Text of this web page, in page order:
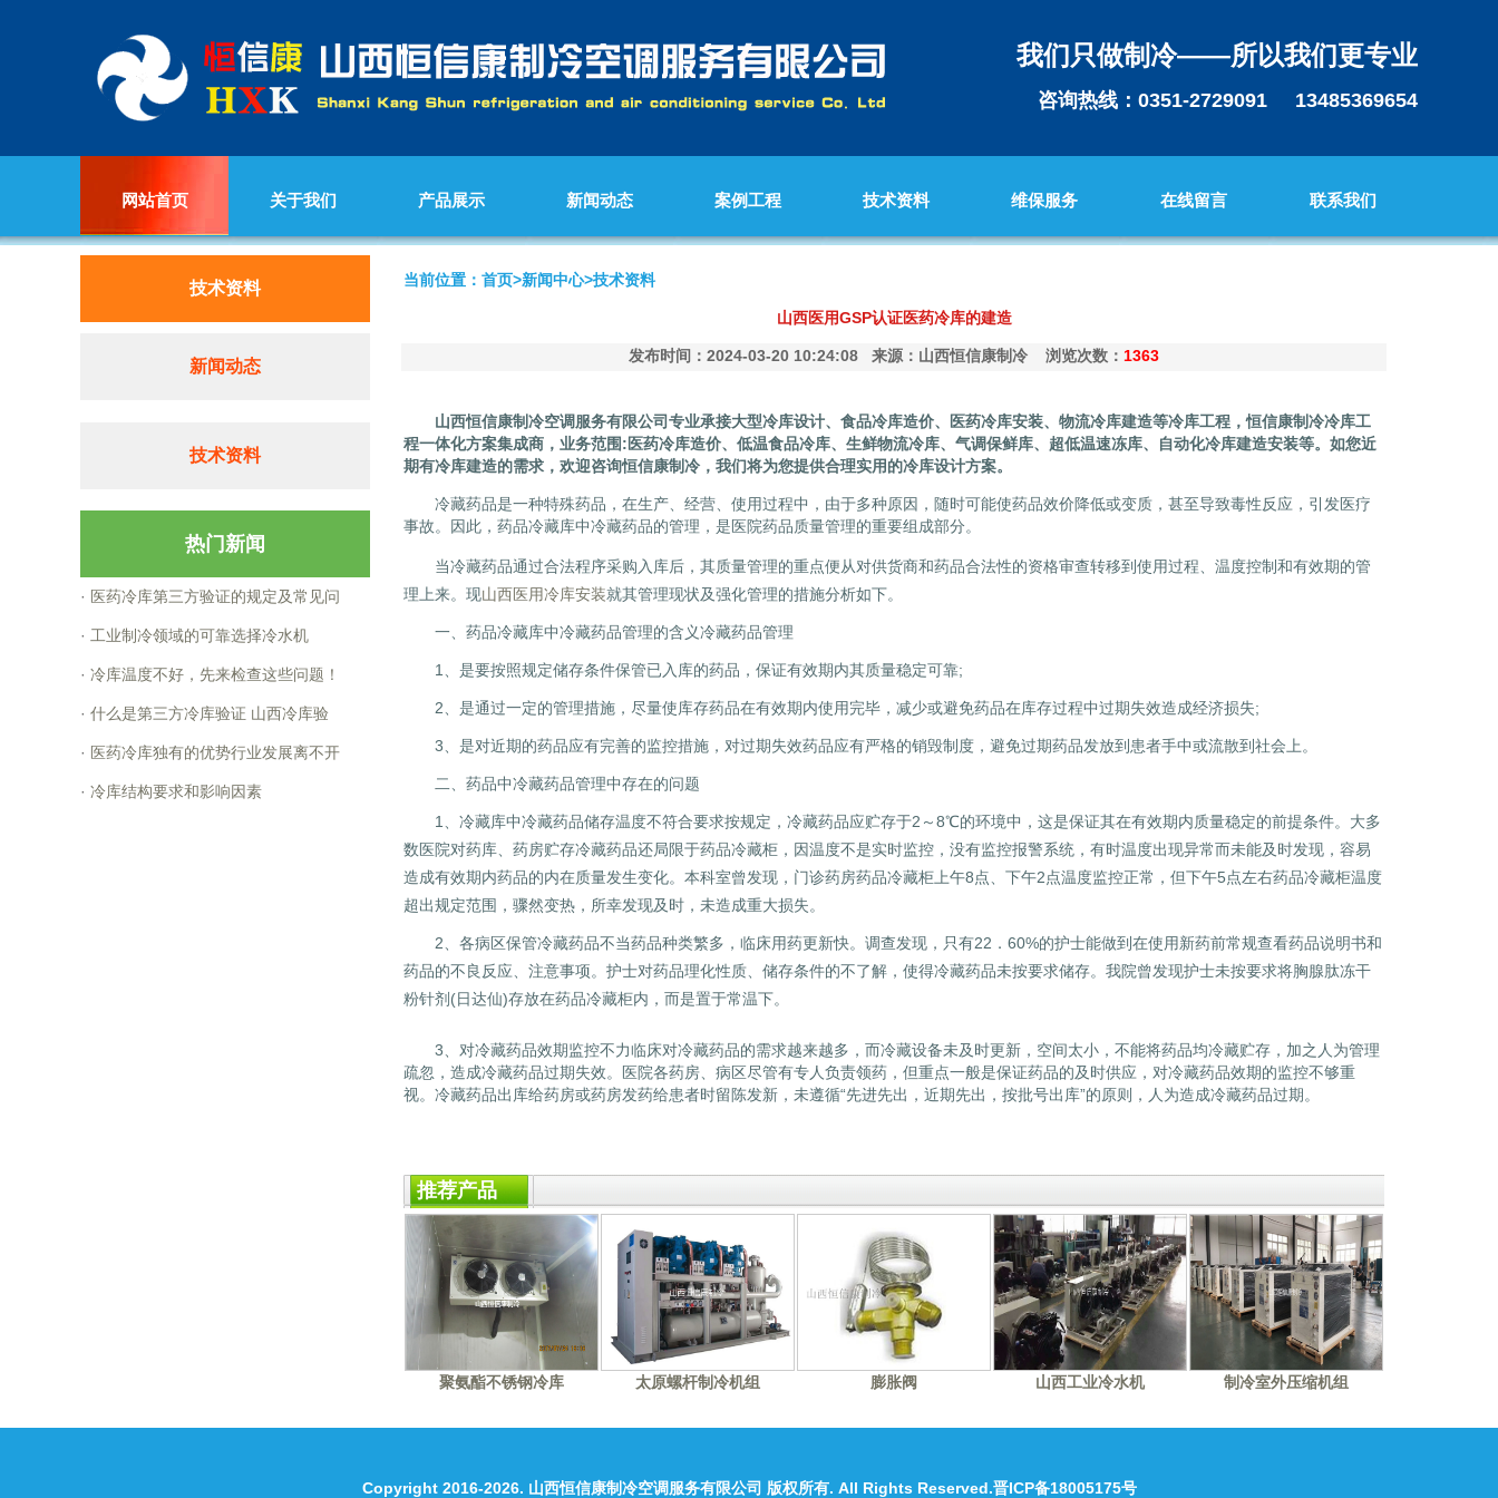
我们只做制冷——所以我们更专业
咨询热线：0351-2729091 13485369654
网站首页 关于我们 产品展示 新闻动态 案例工程 技术资料 维保服务 在线留言 联系我们
技术资料
新闻动态
技术资料
热门新闻
· 医药冷库第三方验证的规定及常见问
· 工业制冷领域的可靠选择冷水机
· 冷库温度不好，先来检查这些问题！
· 什么是第三方冷库验证 山西冷库验
· 医药冷库独有的优势行业发展离不开
· 冷库结构要求和影响因素
当前位置：首页>新闻中心>技术资料
山西医用GSP认证医药冷库的建造
发布时间：2024-03-20 10:24:08 来源：山西恒信康制冷 浏览次数： 1363
山西恒信康制冷空调服务有限公司专业承接大型冷库设计、食品冷库造价、医药冷库安装、物流冷库建造等冷库工程，恒信康制冷冷库工
程一体化方案集成商，业务范围:医药冷库造价、低温食品冷库、生鲜物流冷库、气调保鲜库、超低温速冻库、自动化冷库建造安装等。如您近
期有冷库建造的需求，欢迎咨询恒信康制冷 ，我们将为您提供合理实用的冷库设计方案。
冷藏药品是一种特殊药品，在生产、经营、使用过程中，由于多种原因，随时可能使药品效价降低或变质，甚至导致毒性反应，引发医疗
事故。因此，药品冷藏库中冷藏药品的管理，是医院药品质量管理的重要组成部分。
当冷藏药品通过合法程序采购入库后，其质量管理的重点便从对供货商和药品合法性的资格审查转移到使用过程、温度控制和有效期的管
理上来。现山西医用冷库安装就其管理现状及强化管理的措施分析如下。
一、药品冷藏库中冷藏药品管理的含义冷藏药品管理
1、是要按照规定储存条件保管已入库的药品，保证有效期内其质量稳定可靠;
2、是通过一定的管理措施，尽量使库存药品在有效期内使用完毕，减少或避免药品在库存过程中过期失效造成经济损失;
3、是对近期的药品应有完善的监控措施，对过期失效药品应有严格的销毁制度，避免过期药品发放到患者手中或流散到社会上。
二、药品中冷藏药品管理中存在的问题
1、冷藏库中冷藏药品储存温度不符合要求按规定，冷藏药品应贮存于2～8℃的环境中，这是保证其在有效期内质量稳定的前提条件。大多
数医院对药库、药房贮存冷藏药品还局限于药品冷藏柜，因温度不是实时监控，没有监控报警系统，有时温度出现异常而未能及时发现，容易
造成有效期内药品的内在质量发生变化。本科室曾发现，门诊药房药品冷藏柜上午8点、下午2点温度监控正常，但下午5点左右药品冷藏柜温度
超出规定范围，骤然变热，所幸发现及时，未造成重大损失。
2、各病区保管冷藏药品不当药品种类繁多，临床用药更新快。调查发现，只有22．60%的护士能做到在使用新药前常规查看药品说明书和
药品的不良反应、注意事项。护士对药品理化性质、储存条件的不了解，使得冷藏药品未按要求储存。我院曾发现护士未按要求将胸腺肽冻干
粉针剂(日达仙)存放在药品冷藏柜内，而是置于常温下。
3、对冷藏药品效期监控不力临床对冷藏药品的需求越来越多，而冷藏设备未及时更新，空间太小，不能将药品均冷藏贮存，加之人为管理
疏忽，造成冷藏药品过期失效。医院各药房、病区尽管有专人负责领药，但重点一般是保证药品的及时供应，对冷藏药品效期的监控不够重
视。冷藏药品出库给药房或药房发药给患者时留陈发新，未遵循“先进先出，近期先出，按批号出库”的原则，人为造成冷藏药品过期。
推荐产品
聚氨酯不锈钢冷库 太原螺杆制冷机组 膨胀阀 山西工业冷水机 制冷室外压缩机组
Copyright 2016-2026. 山西恒信康制冷空调服务有限公司 版权所有. All Rights Reserved.晋ICP备18005175号